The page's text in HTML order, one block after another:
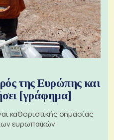
της Ευρώπης και
[γράφημα]
καθοριστικής σημασίας
ευρωπαϊκών